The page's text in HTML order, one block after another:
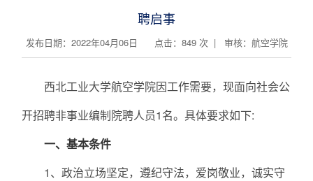
聘启事
发布日期：2022年04月06日 点击： 849 次 | 审核：航空学院
西北工业大学航空学院因工作需要，现面向社会公
开招聘非事业编制院聘人员1名。具体要求如下:
一、基本条件
1、政治立场坚定，遵纪守法，爱岗敬业，诚实守